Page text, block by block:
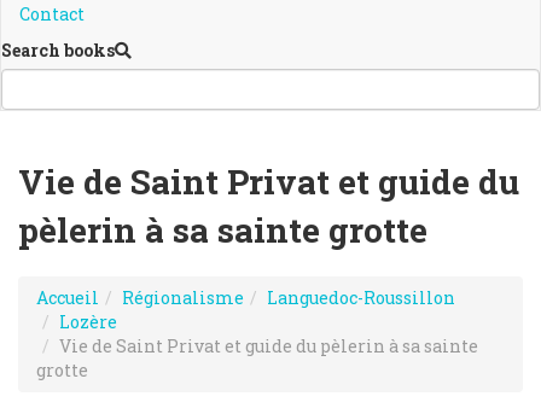
Contact
Search books
Vie de Saint Privat et guide du
pèlerin à sa sainte grotte
Accueil Régionalisme
Languedoc-Roussillon
Lozère
Vie de Saint Privat et guide du pèlerin à sa sainte
grotte